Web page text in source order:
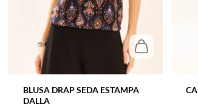
BLUSA DRAP SEDA ESTAMPA
DALLA